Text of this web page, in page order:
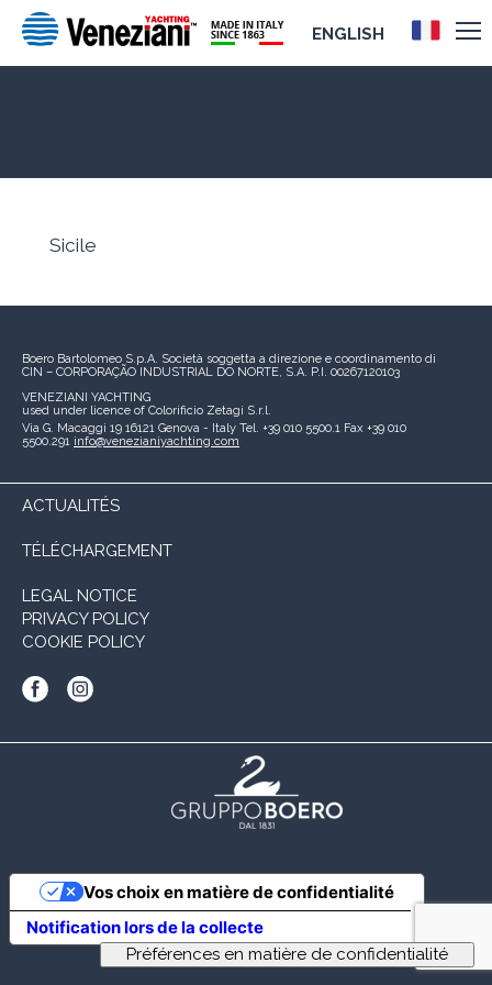
ENGLISH
Sicile
Boero Bartolomeo S.p.A. Società soggetta a direzione e coordinamento di
CIN – CORPORAÇÃO INDUSTRIAL DO NORTE, S.A. P.I. 00267120103
VENEZIANI YACHTING
used under licence of Colorificio Zetagi S.r.l.
Via G. Macaggi 19 16121 Genova - Italy Tel. +39 010 5500.1 Fax +39 010
5500.291 info@venezianiyachting.com
ACTUALITÉS
TÉLÉCHARGEMENT
LEGAL NOTICE
PRIVACY POLICY
COOKIE POLICY
Notification lors de la collecte
Vos choix en matière de confidentialité